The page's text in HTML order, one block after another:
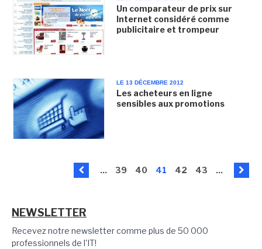
Un comparateur de prix sur
Internet considéré comme
publicitaire et trompeur
LE 13 DÉCEMBRE 2012
Les acheteurs en ligne
sensibles aux promotions
... 39 40 41 42 43 ...
NEWSLETTER
Recevez notre newsletter comme plus de 50 000
professionnels de l'IT!